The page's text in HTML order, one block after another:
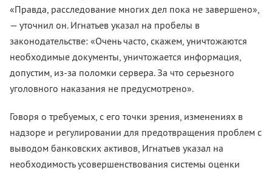
«Правда, расследование многих дел пока не завершено»,
— уточнил он. Игнатьев указал на пробелы в
законодательстве: «Очень часто, скажем, уничтожаются
необходимые документы, уничтожается информация,
допустим, из-за поломки сервера. За что серьезного
уголовного наказания не предусмотрено».
Говоря о требуемых, с его точки зрения, изменениях в
надзоре и регулировании для предотвращения проблем с
выводом банковских активов, Игнатьев указал на
необходимость усовершенствования системы оценки